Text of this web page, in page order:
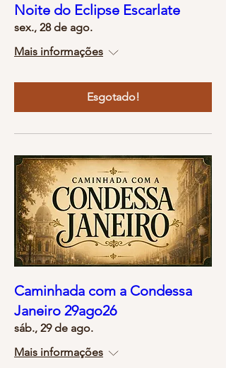
Noite do Eclipse Escarlate
sex., 28 de ago.
Mais informações
Esgotado!
Caminhada com a Condessa
Janeiro 29ago26
sáb., 29 de ago.
Mais informações